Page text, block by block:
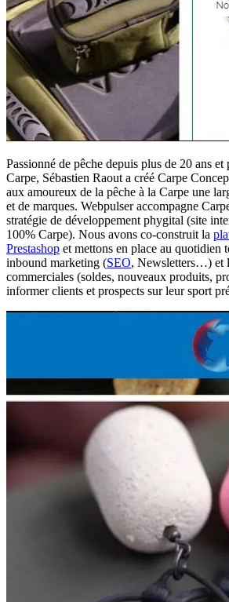
Passionné de pêche depuis plus de 20 ans
Carpe, Sébastien Raout a créé Carpe
aux amoureux de la pêche à la Carpe une
et de marques. Webpulser accompagne
stratégie de développement phygital (site
100% Carpe). Nous avons co-construit la
Prestashop et mettons en place au quotidien
inbound marketing (SEO, Newsletters…) et
commerciales (soldes, nouveaux produits,
informer clients et prospects sur leur sport